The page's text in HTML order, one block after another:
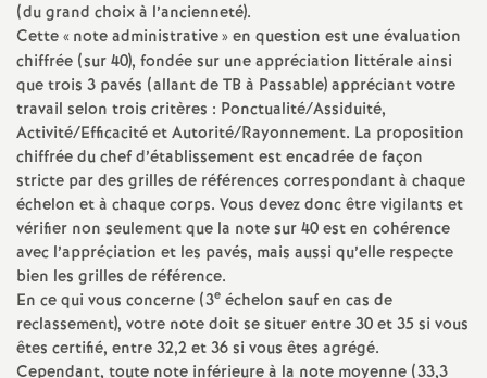
e
s
E
n
s
e
i
(du grand choix à l’ancienneté).
Cette «note administrative» en question est une évaluation
chiffrée (sur 40), fondée sur une appréciation littérale ainsi
que trois 3 pavés (allant deTB à Passable) appréciant votre
travail selon trois critères : Ponctualité/Assiduité,
Activité/Efficacité et Autorité/Rayonnement. La proposition
chiffrée du chef d’établissement est encadrée de façon
stricte par des grilles de références correspondant à chaque
échelon et à chaque corps. Vous devez donc être vigilants et
vérifier non seulement que la note sur 40 est en cohérence
avec l’appréciation et les pavés, mais aussi qu’elle respecte
bien les grilles de référence.
En ce qui vous concerne (3e échelon sauf en cas de
reclassement), votre note doit se situer entre 30 et 35 si vous
êtes certifié, entre 32,2 et 36 si vous êtes agrégé.
Cependant, toute note inférieure à la note moyenne (33,3